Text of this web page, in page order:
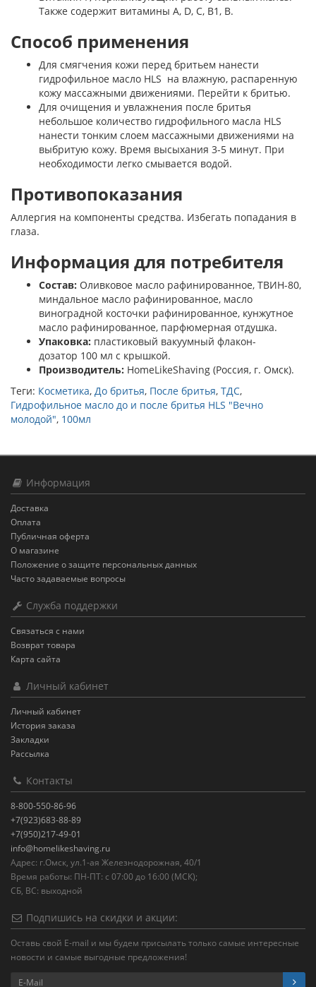
Также содержит витамины A, D, C, B1, B.
Способ применения
Для смягчения кожи перед бритьем нанести
гидрофильное масло HLS на влажную, распаренную
кожу массажными движениями. Перейти к бритью.
Для очищения и увлажнения после бритья
небольшое количество гидрофильного масла HLS
нанести тонким слоем массажными движениями на
выбритую кожу. Время высыхания 3-5 минут. При
необходимости легко смывается водой.
Противопоказания
Аллергия на компоненты средства. Избегать попадания в
глаза.
Информация для потребителя
Состав: Оливковое масло рафинированное, ТВИН-80,
миндальное масло рафинированное, масло
виноградной косточки рафинированное, кунжутное
масло рафинированное, парфюмерная отдушка.
Упаковка: пластиковый вакуумный флакон-
дозатор 100 мл с крышкой.
Производитель: HomeLikeShaving (Россия, г. Омск).
Теги: Косметика, До бритья, После бритья, ТДС,
Гидрофильное масло до и после бритья HLS "Вечно
молодой", 100мл
Информация
Доставка
Оплата
Публичная оферта
О магазине
Положение о защите персональных данных
Часто задаваемые вопросы
Служба поддержки
Связаться с нами
Возврат товара
Карта сайта
Личный кабинет
Личный кабинет
История заказа
Закладки
Рассылка
Контакты
8-800-550-86-96
+7(923)683-88-89
+7(950)217-49-01
info@homelikeshaving.ru
Адрес: г.Омск, ул.1-ая Железнодорожная, 40/1
Время работы: ПН-ПТ: с 07:00 до 16:00 (МСК);
СБ, ВС: выходной
Подпишись на скидки и акции:
Оставь свой E-mail и мы будем присылать только самые интересные
новости и самые выгодные предложения!